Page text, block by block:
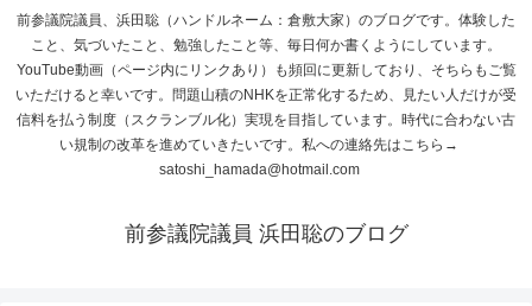
前参議院議員、浜田聡（ハンドルネーム：倉敷大家）のブログです。体験した
こと、気づいたこと、勉強したこと等、毎日何か書くようにしています。
YouTube動画（ページ内にリンクあり）も頻回に更新しており、そちらもご覧
いただけると幸いです。問題山積のNHKを正常化するため、見たい人だけが受
信料を払う制度（スクランブル化）実現を目指しています。時代に合わない古
い規制の改革を進めていきたいです。私への連絡先はこちら→
satoshi_hamada@hotmail.com
前参議院議員 浜田聡のブログ